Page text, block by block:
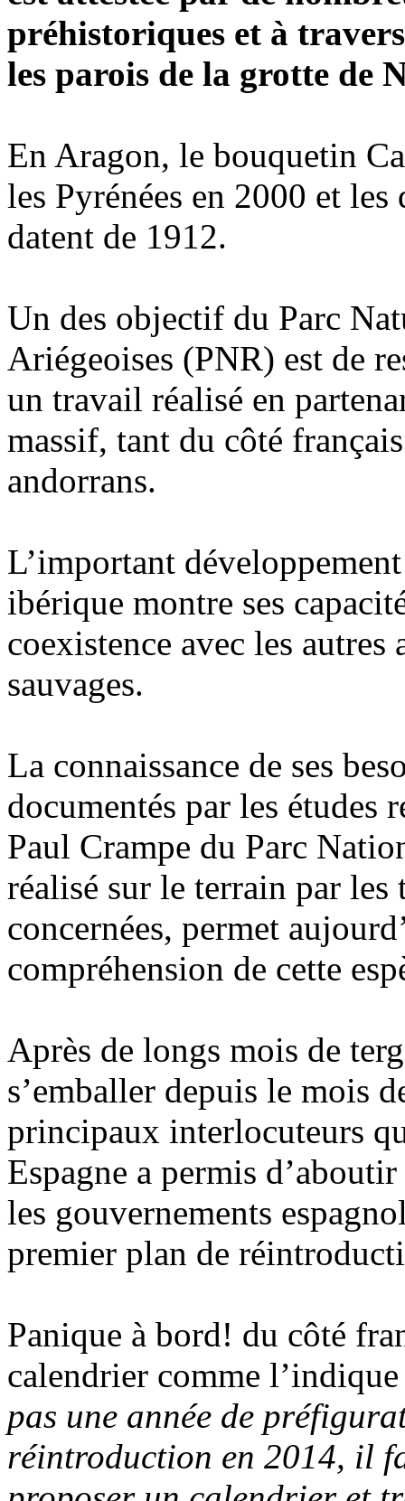
préhistoriques et à
les parois de la grotte de
En Aragon, le bouquetin
les Pyrénées en 2000 et
datent de 1912.
Un des objectif du Parc
Ariégeoises (PNR) est de
un travail réalisé en
massif, tant du côté
andorrans.
L’important
ibérique montre ses
coexistence avec les
sauvages.
La connaissance de ses
documentés par les études
Paul Crampe du Parc
réalisé sur le terrain par les
concernées, permet
compréhension de cette
Après de longs mois de
s’emballer depuis le mois
principaux interlocuteurs
Espagne a permis
les gouvernements
premier plan de
Panique à bord! du côté
calendrier comme
pas une année de
réintroduction en 2014, il